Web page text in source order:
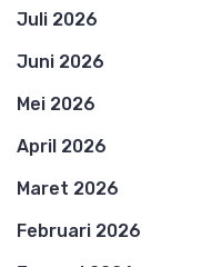
Juli 2026
Juni 2026
Mei 2026
April 2026
Maret 2026
Februari 2026